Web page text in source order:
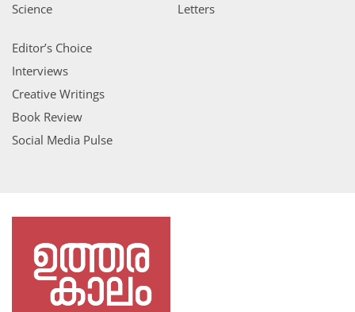
Science
Letters
Editor’s Choice
Interviews
Creative Writings
Book Review
Social Media Pulse